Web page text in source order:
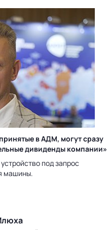
в АДМ, могут сразу
дивиденды компании»
под запрос
машины.